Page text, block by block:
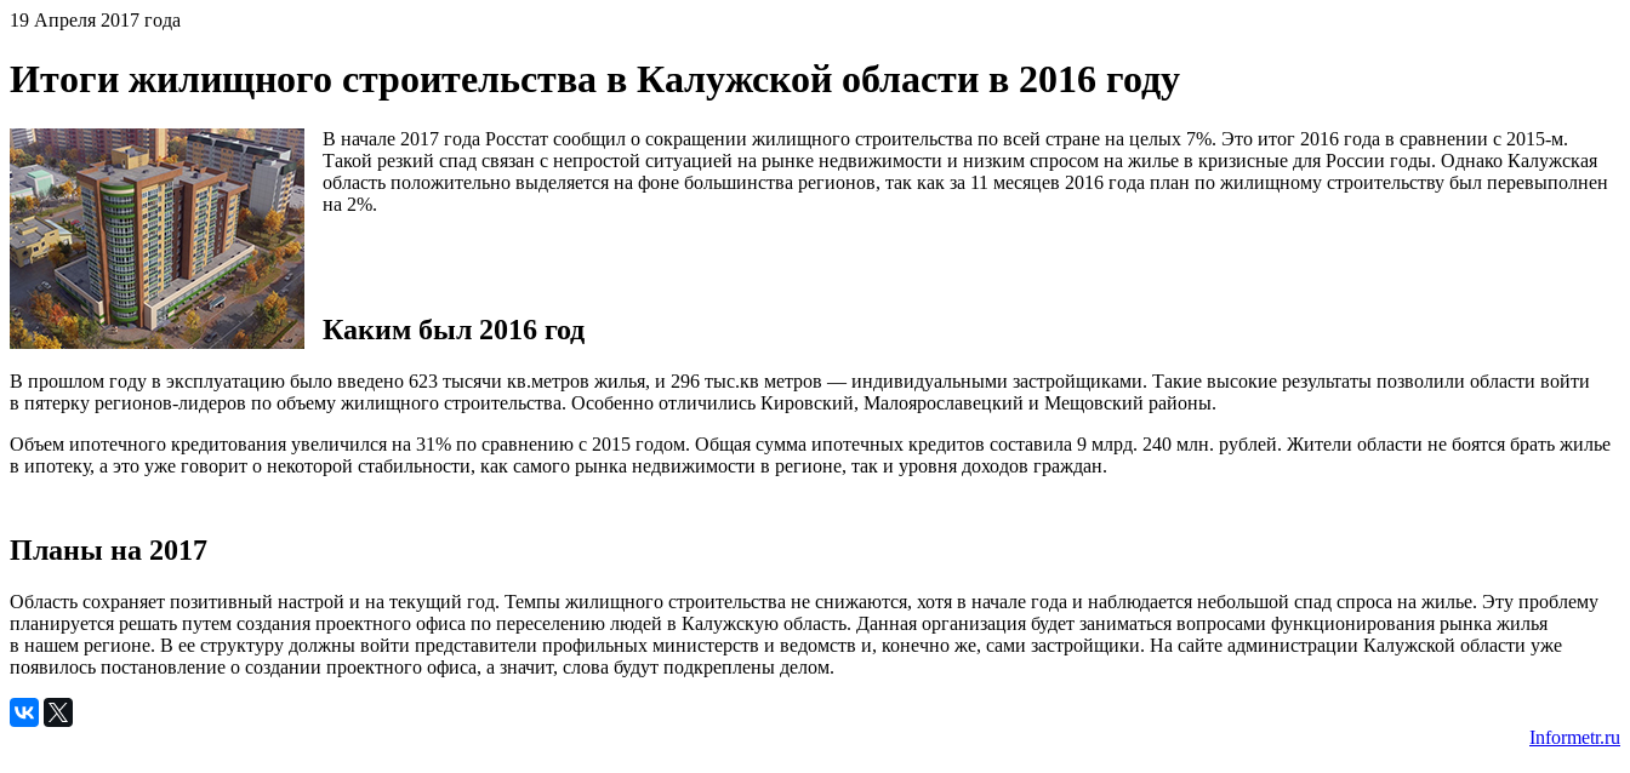
19 Апреля 2017 года
Итоги жилищного строительства в Калужской области в 2016 году
В начале 2017 года Росстат сообщил о сокращении жилищного строительства по всей стране на целых 7%. Это итог 2016 года в сравнении с 2015-м.
Такой резкий спад связан с непростой ситуацией на рынке недвижимости и низким спросом на жилье в кризисные для России годы. Однако Калужская
область положительно выделяется на фоне большинства регионов, так как за 11 месяцев 2016 года план по жилищному строительству был перевыполнен
на 2%.
Каким был 2016 год
В прошлом году в эксплуатацию было введено 623 тысячи кв.метров жилья, и 296 тыс.кв метров — индивидуальными застройщиками. Такие высокие результаты позволили области войти
в пятерку регионов-лидеров по объему жилищного строительства. Особенно отличились Кировский, Малоярославецкий и Мещовский районы.
Объем ипотечного кредитования увеличился на 31% по сравнению с 2015 годом. Общая сумма ипотечных кредитов составила 9 млрд. 240 млн. рублей. Жители области не боятся брать жилье
в ипотеку, а это уже говорит о некоторой стабильности, как самого рынка недвижимости в регионе, так и уровня доходов граждан.
Планы на 2017
Область сохраняет позитивный настрой и на текущий год. Темпы жилищного строительства не снижаются, хотя в начале года и наблюдается небольшой спад спроса на жилье. Эту проблему
планируется решать путем создания проектного офиса по переселению людей в Калужскую область. Данная организация будет заниматься вопросами функционирования рынка жилья
в нашем регионе. В ее структуру должны войти представители профильных министерств и ведомств и, конечно же, сами застройщики. На сайте администрации Калужской области уже
появилось постановление о создании проектного офиса, а значит, слова будут подкреплены делом.
Informetr.ru